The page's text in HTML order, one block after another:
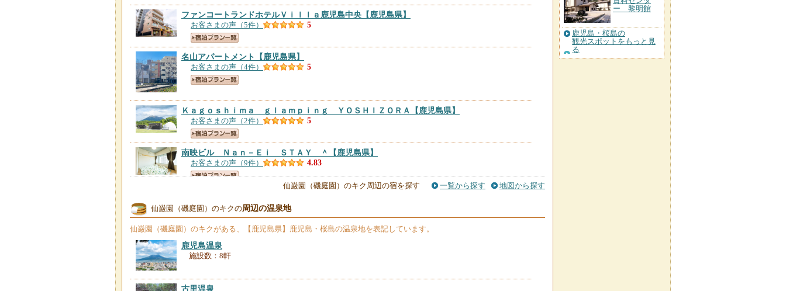
ファンコートランドホテルＶｉｌｌａ鹿児島中央 【鹿児島県】
お客さまの声（5件） 5
名山アパートメント 【鹿児島県】
お客さまの声（4件） 5
Ｋａｇｏｓｈｉｍａ ｇｌａｍｐｉｎｇ ＹＯＳＨＩＺＯＲＡ 【鹿児島県】
お客さまの声（2件） 5
南映ビル Ｎａｎ－Ｅｉ ＳＴＡＹ ＾ 【鹿児島県】
お客さまの声（9件） 4.83
お客さまの声（6件）
お客さまの声（53件）
ＳＴＡＹＴＵＳ【鹿児島県】
仙巌園（磯庭園）のキク周辺の宿を探す 一覧から探す 地図から探す
仙巌園（磯庭園）のキクの周辺の温泉地
仙巌園（磯庭園）のキクがある、【鹿児島県】鹿児島・桜島の温泉地を表記しています。
鹿児島温泉
施設数：8軒
古里温泉
ー 黎明館
鹿児島・桜島の
観光スポットをもっと見
る